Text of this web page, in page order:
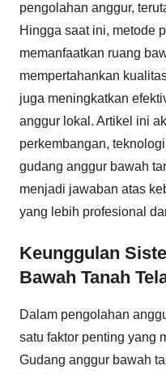
pengolahan anggur,
Hingga saat ini, metode
memanfaatkan ruang
mempertahankan
juga meningkatkan
anggur lokal. Artikel ini
perkembangan,
gudang anggur bawah
menjadi jawaban atas
yang lebih profesional
Keunggulan
Bawah Tanah
Dalam pengolahan
satu faktor penting yang
Gudang anggur bawah